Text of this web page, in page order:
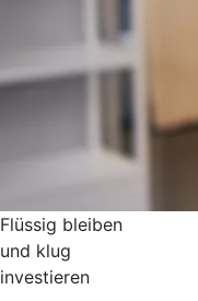
Flüssig bleiben
und klug
investieren